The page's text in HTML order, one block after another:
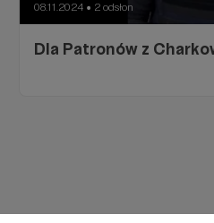
08.11.2024 ● 2 odsłon
Dla Patronów z